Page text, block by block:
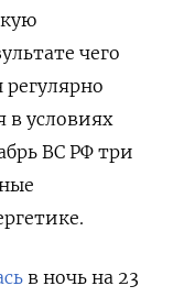
чего
в условиях
ВС РФ три
в ночь на 23